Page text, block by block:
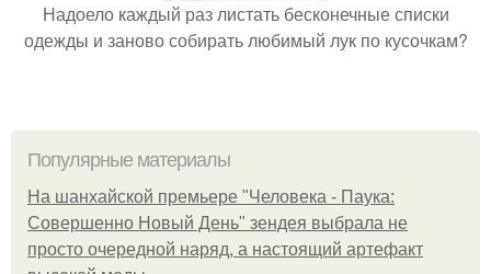
Надоело каждый раз листать бесконечные списки
одежды и заново собирать любимый лук по кусочкам?
Популярные материалы
На шанхайской премьере "Человека - Паука:
Совершенно Новый День" зендея выбрала не
просто очередной наряд, а настоящий артефакт